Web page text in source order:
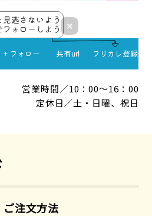
営業時間／10：00～16：00
定休日／土・日曜、祝日
ご注文方法